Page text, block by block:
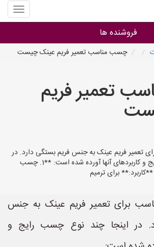
منوی
سایت
چسب
فروشنده ها
استان ها
چسب مناسب تعمیر فریم عینک چیست
تعمیر فریم
تعمیر فریم عینک به جنس فریم بستگی دارد. در
اینجا چند نوع چسب رایج و کاربردهای آنها آورده شده است: **1. چسب
برای تعمیر فریم عینک به جنس
در اینجا چند نوع چسب رایج و